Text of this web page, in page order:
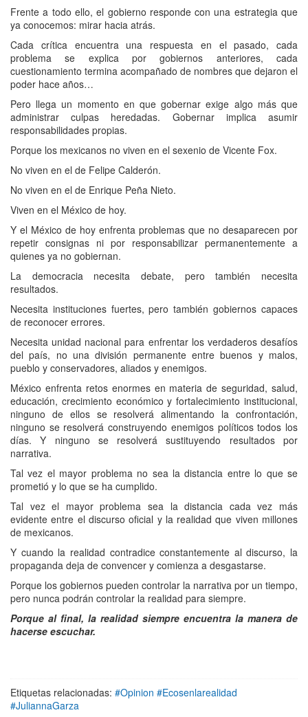
Frente a todo ello, el gobierno responde con una estrategia que
ya conocemos: mirar hacia atrás.
Cada crítica encuentra una respuesta en el pasado, cada
problema se explica por gobiernos anteriores, cada
cuestionamiento termina acompañado de nombres que dejaron el
poder hace años…
Pero llega un momento en que gobernar exige algo más que
administrar culpas heredadas. Gobernar implica asumir
responsabilidades propias.
Porque los mexicanos no viven en el sexenio de Vicente Fox.
No viven en el de Felipe Calderón.
No viven en el de Enrique Peña Nieto.
Viven en el México de hoy.
Y el México de hoy enfrenta problemas que no desaparecen por
repetir consignas ni por responsabilizar permanentemente a
quienes ya no gobiernan.
La democracia necesita debate, pero también necesita
resultados.
Necesita instituciones fuertes, pero también gobiernos capaces
de reconocer errores.
Necesita unidad nacional para enfrentar los verdaderos desafíos
del país, no una división permanente entre buenos y malos,
pueblo y conservadores, aliados y enemigos.
México enfrenta retos enormes en materia de seguridad, salud,
educación, crecimiento económico y fortalecimiento institucional,
ninguno de ellos se resolverá alimentando la confrontación,
ninguno se resolverá construyendo enemigos políticos todos los
días. Y ninguno se resolverá sustituyendo resultados por
narrativa.
Tal vez el mayor problema no sea la distancia entre lo que se
prometió y lo que se ha cumplido.
Tal vez el mayor problema sea la distancia cada vez más
evidente entre el discurso oficial y la realidad que viven millones
de mexicanos.
Y cuando la realidad contradice constantemente al discurso, la
propaganda deja de convencer y comienza a desgastarse.
Porque los gobiernos pueden controlar la narrativa por un tiempo,
pero nunca podrán controlar la realidad para siempre.
Porque al final, la realidad siempre encuentra la manera de
hacerse escuchar.
Etiquetas relacionadas: #Opinion #Ecosenlarealidad
#JuliannaGarza